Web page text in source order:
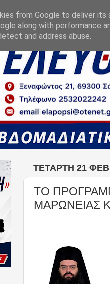
ΤΕΤΆΡΤΗ 21
ΤΟ
ΜΑΡΩΝΕΙΑΣ
from Google to deliver its
along with performance
and address abuse.